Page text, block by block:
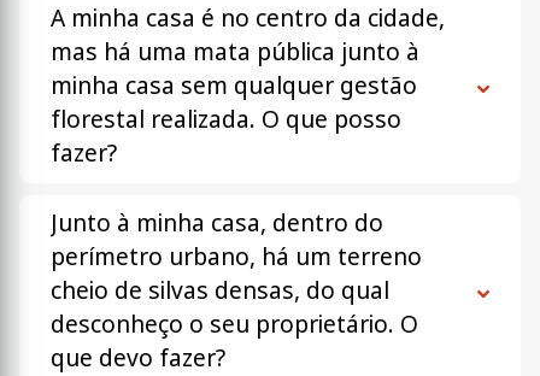
A minha casa é no centro da cidade,
mas há uma mata pública junto à
minha casa sem qualquer gestão
florestal realizada. O que posso
fazer?
Junto à minha casa, dentro do
perímetro urbano, há um terreno
cheio de silvas densas, do qual
desconheço o seu proprietário. O
que devo fazer?